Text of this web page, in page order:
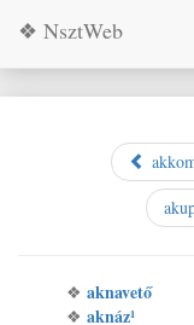
❖ NsztWeb
❖ aknavető
❖ aknáz¹